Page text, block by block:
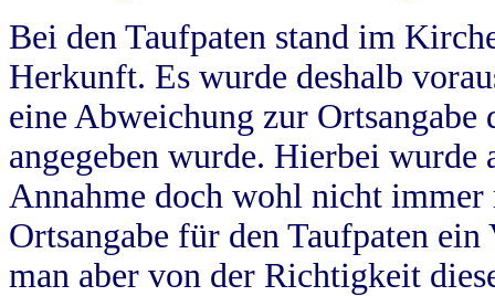
Bei den Taufpaten stand im
Herkunft. Es wurde deshalb
eine Abweichung zur
angegeben wurde. Hierbei wurde
Annahme doch wohl nicht
Ortsangabe für den Taufpaten
man aber von der Richtigkeit